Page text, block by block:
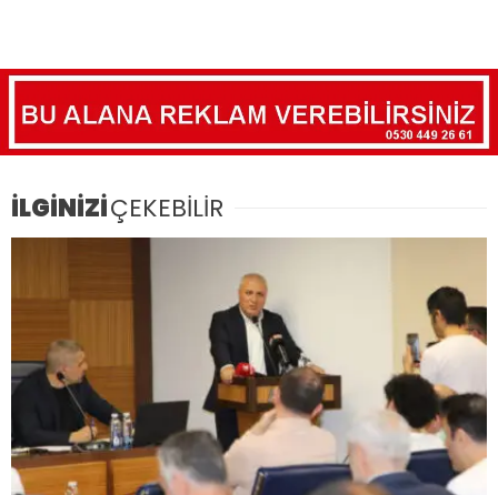
İLGİNİZİÇEKEBİLİR